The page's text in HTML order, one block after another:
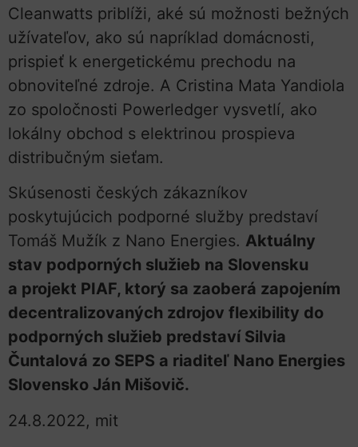
Cleanwatts priblíži, aké sú možnosti bežných
užívateľov, ako sú napríklad domácnosti,
prispieť k energetickému prechodu na
obnoviteľné zdroje. A Cristina Mata Yandiola
zo spoločnosti Powerledger vysvetlí, ako
lokálny obchod s elektrinou prospieva
distribučným sieťam.
Skúsenosti českých zákazníkov
poskytujúcich podporné služby predstaví
Tomáš Mužík z Nano Energies. Aktuálny
stav podporných služieb na Slovensku
a projekt PIAF, ktorý sa zaoberá zapojením
decentralizovaných zdrojov flexibility do
podporných služieb predstaví Silvia
Čuntalová zo SEPS a riaditeľ Nano Energies
Slovensko Ján Mišovič.
24.8.2022, mit